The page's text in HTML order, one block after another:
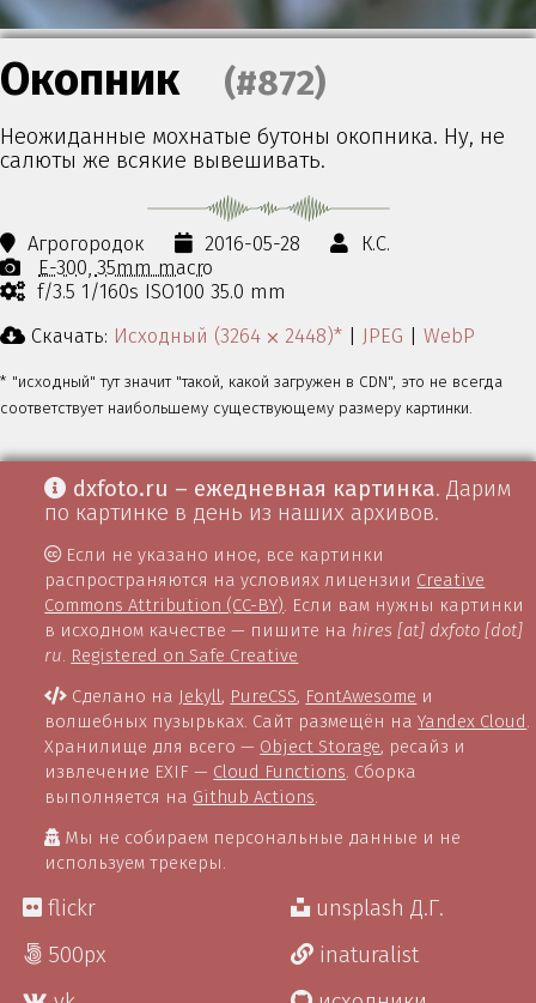
Окопник (#872)
Неожиданные мохнатые бутоны окопника. Ну, не
салюты же всякие вывешивать.
Агрогородок 2016-05-28
К.С.
E-300 35mm macro
f/3.5 1/160s ISO100 35.0 mm
Скачать: Исходный (3264 ⨉ 2448)* | JPEG | WebP
* "исходный" тут значит "такой, какой загружен в CDN", это не всегда
соответствует наибольшему существующему размеру картинки.
dxfoto.ru – ежедневная картинка. Дарим
по картинке в день из наших архивов.
Если не указано иное, все картинки
распространяются на условиях лицензии Creative
Commons Attribution (CC-BY) . Если вам нужны картинки
в исходном качестве — пишите на hires [at] dxfoto [dot]
ru Registered on Safe Creative
Сделано на Jekyll, PureCSS, FontAwesome и
волшебных пузырьках. Сайт размещён наYandex Cloud
Хранилище для всего — Object Storage, ресайз и
извлечение EXIF — Cloud Functions . Сборка
выполняется на Github Actions
Мы не собираем персональные данные и не
используем трекеры.
flickr
500px
unsplash Д.Г.
inaturalist